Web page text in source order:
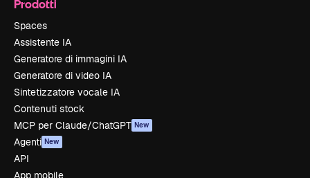
Prodotti
Spaces
Assistente IA
Generatore di immagini IA
Generatore di video IA
Sintetizzatore vocale IA
Contenuti stock
MCP per Claude/ChatGPT New
Agenti New
API
App mobile